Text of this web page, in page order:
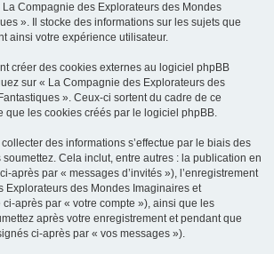
Compagnie des Explorateurs des Mondes
». Il stocke des informations sur les sujets que
ainsi votre expérience utilisateur.
créer des cookies externes au logiciel phpBB
sur « La Compagnie des Explorateurs des
». Ceux-ci sortent du cadre de ce
que les cookies créés par le logiciel phpBB.
des informations s’effectue par le biais des
Cela inclut, entre autres : la publication en
après par « messages d’invités »), l’enregistrement
Explorateurs des Mondes Imaginaires et
après par « votre compte »), ainsi que les
après votre enregistrement et pendant que
ci-après par « vos messages »).